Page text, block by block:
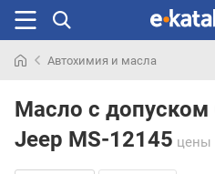
раньше
Автохимия и масла
Масло с допуском
Jeep MS-12145 цены